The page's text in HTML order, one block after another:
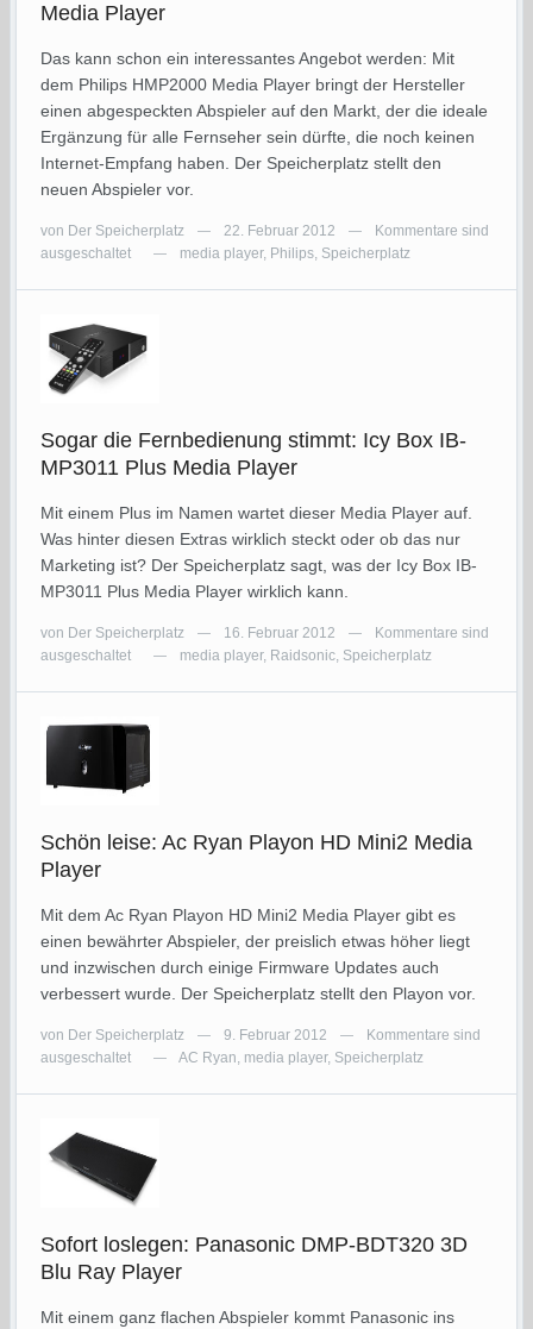
Media Player
Das kann schon ein interessantes Angebot werden: Mit
dem Philips HMP2000 Media Player bringt der Hersteller
einen abgespeckten Abspieler auf den Markt, der die ideale
Ergänzung für alle Fernseher sein dürfte, die noch keinen
Internet-Empfang haben. Der Speicherplatz stellt den
neuen Abspieler vor.
von Der Speicherplatz — 22. Februar 2012 —
Kommentare sind
ausgeschaltet
— media player, Philips, Speicherplatz
Sogar die Fernbedienung stimmt: Icy Box IB-
MP3011 Plus Media Player
Mit einem Plus im Namen wartet dieser Media Player auf.
Was hinter diesen Extras wirklich steckt oder ob das nur
Marketing ist? Der Speicherplatz sagt, was der Icy Box IB-
MP3011 Plus Media Player wirklich kann.
von Der Speicherplatz — 16. Februar 2012 —
Kommentare sind
ausgeschaltet
— media player, Raidsonic, Speicherplatz
Schön leise: Ac Ryan Playon HD Mini2 Media
Player
Mit dem Ac Ryan Playon HD Mini2 Media Player gibt es
einen bewährter Abspieler, der preislich etwas höher liegt
und inzwischen durch einige Firmware Updates auch
verbessert wurde. Der Speicherplatz stellt den Playon vor.
von Der Speicherplatz — 9. Februar 2012 —
Kommentare sind
ausgeschaltet
— AC Ryan, media player, Speicherplatz
Sofort loslegen: Panasonic DMP-BDT320 3D
Blu Ray Player
Mit einem ganz flachen Abspieler kommt Panasonic ins